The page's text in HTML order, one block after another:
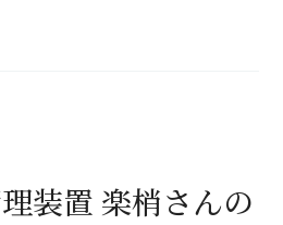
装置 楽梢さんの